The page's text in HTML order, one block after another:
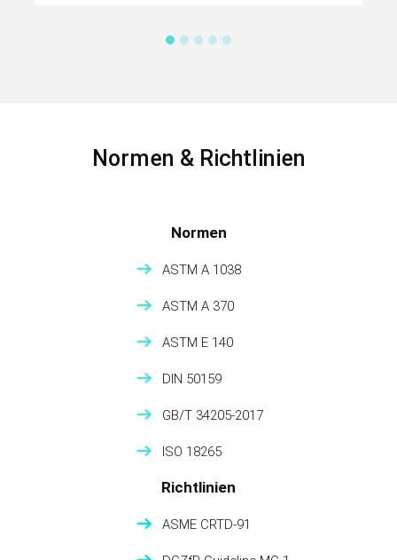
Normen & Richtlinien
Normen
ASTM A 1038
ASTM A 370
ASTM E 140
DIN 50159
GB/T 34205-2017
ISO 18265
Richtlinien
ASME CRTD-91